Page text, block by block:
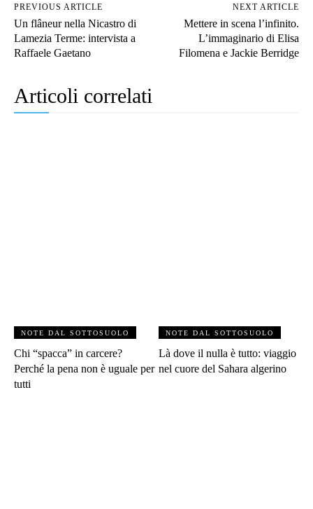
PREVIOUS ARTICLE
Un flâneur nella Nicastro di
Lamezia Terme: intervista a
Raffaele Gaetano
NEXT ARTICLE
Mettere in scena l’infinito.
L’immaginario di Elisa
Filomena e Jackie Berridge
Articoli correlati
NOTE DAL SOTTOSUOLO
Chi “spacca” in carcere?
Perché la pena non è uguale per
tutti
NOTE DAL SOTTOSUOLO
Là dove il nulla è tutto: viaggio
nel cuore del Sahara algerino